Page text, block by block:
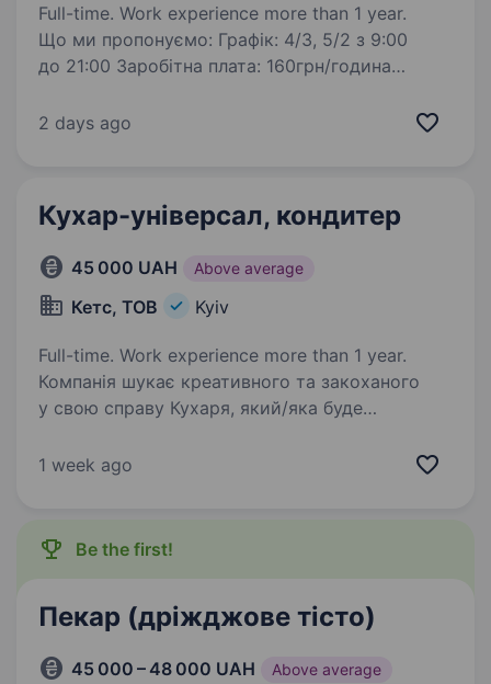
Full-time. Work experience more than 1 year.
Що ми пропонуємо: Графік: 4/3, 5/2 з 9:00
до 21:00 Заробітна плата: 160грн/година
Безкоштовне харчування Що ми очікуємо від
2 days ago
Кухар-універсал, кондитер
45 000 UAH Above average
Кетс, ТОВ Kyiv
Full-time. Work experience more than 1 year.
Компанія шукає креативного та закоханого
у свою справу Кухаря, який/яка буде
доповнювати наше меню десертами.
1 week ago
Be the first!
Пекар (дріжджове тісто)
45 000 – 48 000 UAH Above average